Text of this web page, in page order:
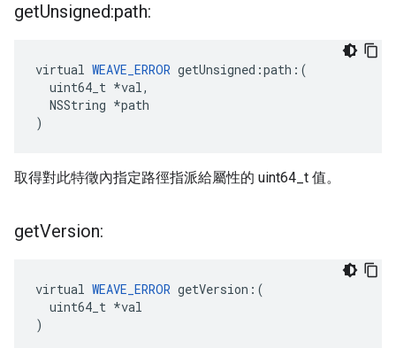
getUnsigned:path:
virtual WEAVE_ERROR getUnsigned:path:(
  uint64_t *val,
  NSString *path
)
取得對此特徵內指定路徑指派給屬性的 uint64_t 值。
getVersion:
virtual WEAVE_ERROR getVersion:(
  uint64_t *val
)